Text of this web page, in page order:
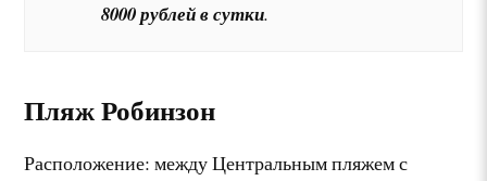
8000 рублей в сутки.
Пляж Робинзон
Расположение: между Центральным пляжем с